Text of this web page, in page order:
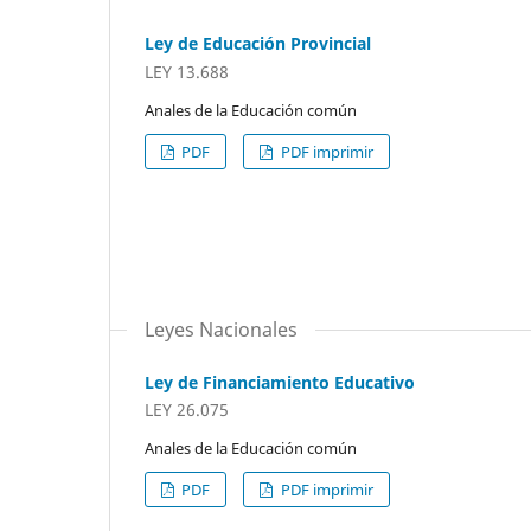
Ley de Educación Provincial
LEY 13.688
Anales de la Educación común
PDF
PDF imprimir
Leyes Nacionales
Ley de Financiamiento Educativo
LEY 26.075
Anales de la Educación común
PDF
PDF imprimir